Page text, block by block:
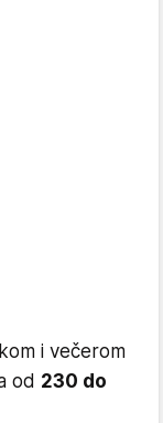
i večerom
od 230 do